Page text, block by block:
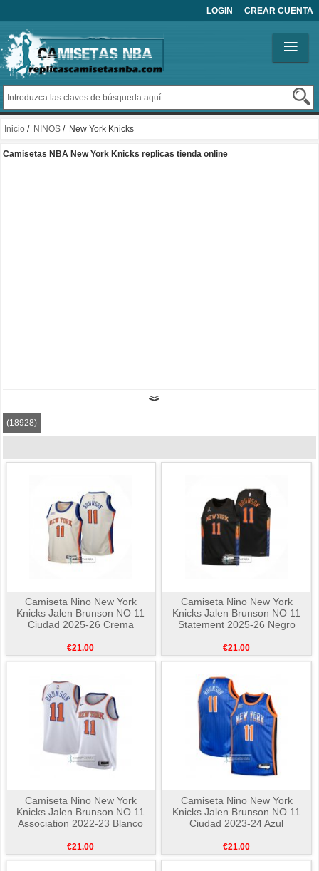
LOGIN CREAR CUENTA
Inicio / NINOS / New York Knicks
Camisetas NBA New York Knicks replicas tienda online
(18928)
Camiseta Nino New York
Knicks Jalen Brunson NO 11
Ciudad 2025-26 Crema
€21.00
Camiseta Nino New York
Knicks Jalen Brunson NO 11
Statement 2025-26 Negro
€21.00
Camiseta Nino New York
Knicks Jalen Brunson NO 11
Association 2022-23 Blanco
€21.00
Camiseta Nino New York
Knicks Jalen Brunson NO 11
Ciudad 2023-24 Azul
€21.00